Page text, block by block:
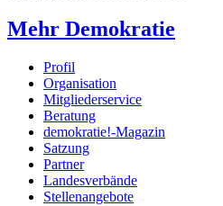
Mehr Demokratie
Profil
Organisation
Mitgliederservice
Beratung
demokratie!-Magazin
Satzung
Partner
Landesverbände
Stellenangebote